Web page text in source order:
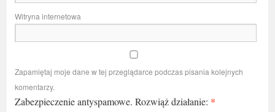
Witryna internetowa
Zapamiętaj moje dane w tej przeglądarce podczas pisania kolejnych
komentarzy.
Zabezpieczenie antyspamowe. Rozwiąż działanie: *